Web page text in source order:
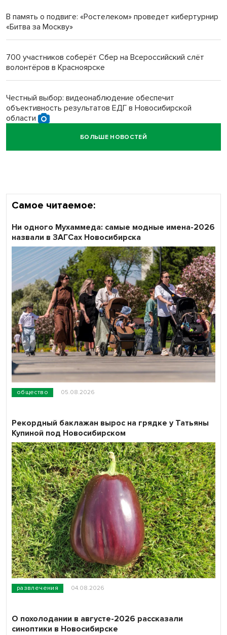
В память о подвиге: «Ростелеком» проведет кибертурнир
«Битва за Москву»
700 участников соберёт Сбер на Всероссийский слёт
волонтёров в Красноярске
Честный выбор: видеонаблюдение обеспечит
объективность результатов ЕДГ в Новосибирской
области
Кибертанки пошли в бой: «Ростелеком» объявляет
БОЛЬШЕ НОВОСТЕЙ
Самое читаемое:
общество 05.08.2026
Ни одного Мухаммеда: самые модные имена-2026
назвали в ЗАГСах Новосибирска
развлечения 04.08.2026
Рекордный баклажан вырос на грядке у Татьяны
Купиной под Новосибирском
О похолодании в августе-2026 рассказали
синоптики в Новосибирске